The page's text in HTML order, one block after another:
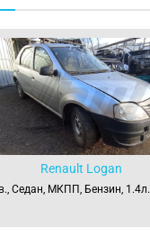
Renault Logan
Седан, МКПП, Бензин, 1.4л.